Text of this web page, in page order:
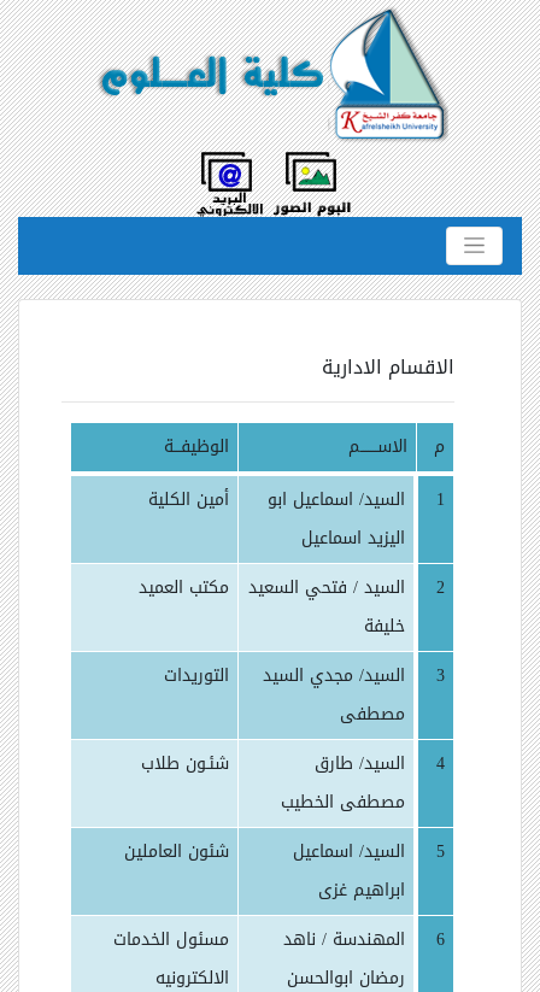
الاقسام الادارية
م الاســـــــم
الوظيفـــة
1
السيد/ اسماعيل ابو
اليزيد اسماعيل
أمين الكلية
2
السيد / فتحي السعيد
خليفة
مكتب العميد
3
السيد/ مجدي السيد
مصطفى
التوريدات
4
السيد/ طارق
مصطفى الخطيب
شئـون طلاب
5
السيد/ اسماعيل
ابراهيم غزى
شئون العاملين
6
المهندسة / ناهد
رمضان ابوالحسن
مسئول الخدمات
الالكترونيه